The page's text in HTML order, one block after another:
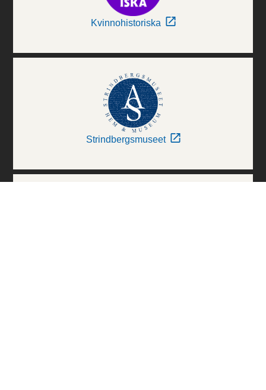
Kvinnohistoriska
Strindbergsmuseet